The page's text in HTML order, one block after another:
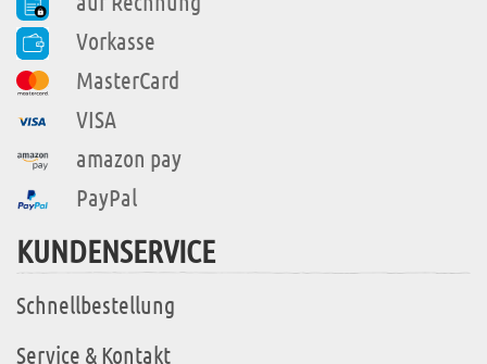
Vorkasse
MasterCard
VISA
amazon pay
PayPal
KUNDENSERVICE
Schnellbestellung
Service & Kontakt